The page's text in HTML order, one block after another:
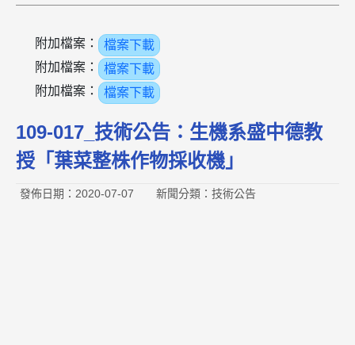
附加檔案：
檔案下載
附加檔案：
檔案下載
附加檔案：
檔案下載
109-017_技術公告：生機系盛中德教
授「葉菜整株作物採收機」
發佈日期：2020-07-07 新聞分類：技術公告